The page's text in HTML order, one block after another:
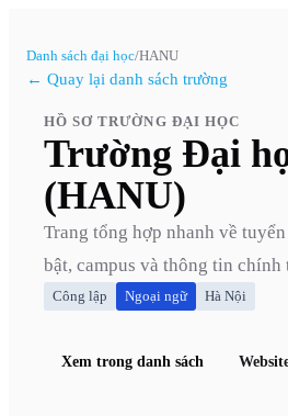
Danh sách đại học/HANU
← Quay lại danh sách trường
HỒ SƠ TRƯỜNG ĐẠI HỌC
Trường Đại
(HANU)
Trang tổng hợp nhanh về
bật, campus và thông tin chính
Công lập Ngoại ngữ Hà Nội
Xem trong danh sách